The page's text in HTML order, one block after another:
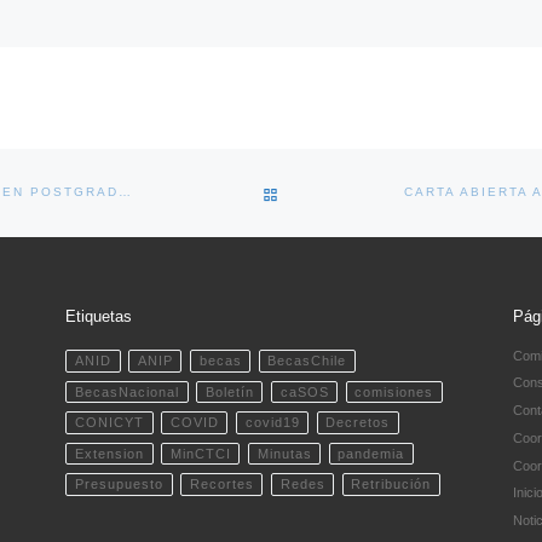
VOLVER A LA LISTA DE
Etiquetas
ANID ANIP becas BecasChile
BecasNacional Boletín caSOS comisiones
CONICYT COVID covid19 Decretos
Extension MinCTCI Minutas pandemia
Presupuesto Recortes Redes Retribución
Inicio